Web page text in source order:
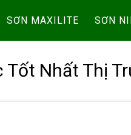
SƠN MAXILITE SƠN
Tốt Nhất Thị